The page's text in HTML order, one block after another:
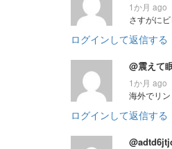
1か月 ago
さすがに
ログインして返信する
@震えて
1か月 ago
海外でリ
ログインして返信する